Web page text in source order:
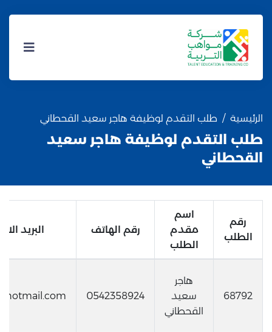
الرئيسية طلب التقدم لوظيفة هاجر سعيد القحطاني
طلب التقدم لوظيفة هاجر سعيد
القحطاني
رقم
الطلب
اسم
مقدم
الطلب
رقم الهاتف البريد
68792
هاجر
سعيد
القحطاني
0542358924